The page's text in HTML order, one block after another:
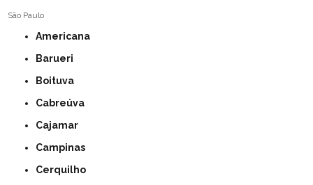
São Paulo
Americana
Barueri
Boituva
Cabreúva
Cajamar
Campinas
Cerquilho